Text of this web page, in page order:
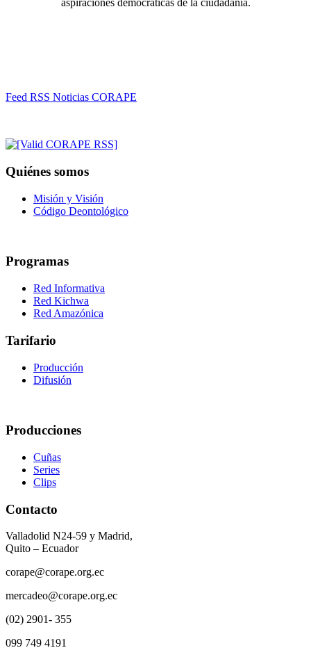
aspiraciones democráticas de la ciudadanía.
Feed RSS Noticias CORAPE
Quiénes somos
Misión y Visión
Código Deontológico
Programas
Red Informativa
Red Kichwa
Red Amazónica
Tarifario
Producción
Difusión
Producciones
Cuñas
Series
Clips
Contacto
Valladolid N24-59 y Madrid,
Quito – Ecuador
corape@corape.org.ec
mercadeo@corape.org.ec
(02) 2901- 355
099 749 4191